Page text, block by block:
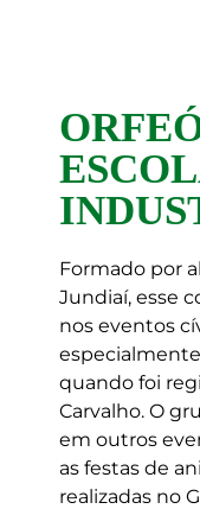
Formado por
Jundiaí, esse
nos eventos
quando foi
Carvalho. O
em outros
as festas de
realizadas no